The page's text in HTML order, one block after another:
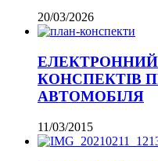
20/03/2026
ЕЛЕКТРОННИЙ
КОНСПЕКТІВ
АВТОМОБІЛЯ
11/03/2015